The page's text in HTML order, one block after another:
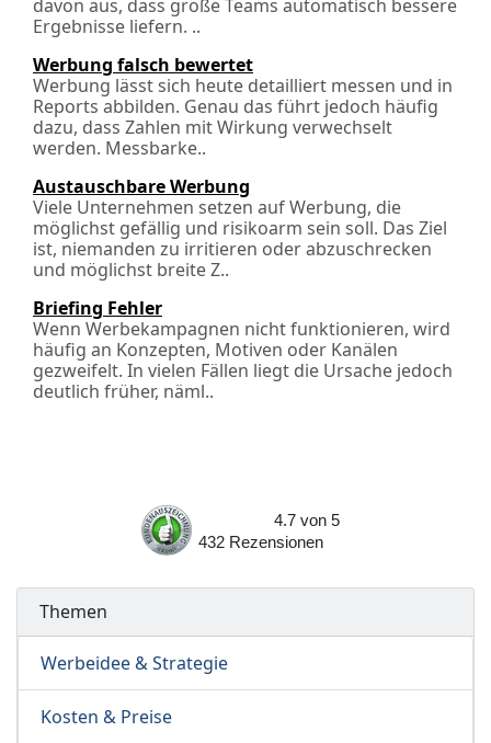
davon aus, dass große Teams automatisch bessere
Ergebnisse liefern. ..
Werbung falsch bewertet
Werbung lässt sich heute detailliert messen und in
Reports abbilden. Genau das führt jedoch häufig
dazu, dass Zahlen mit Wirkung verwechselt
werden. Messbarke..
Austauschbare Werbung
Viele Unternehmen setzen auf Werbung, die
möglichst gefällig und risikoarm sein soll. Das Ziel
ist, niemanden zu irritieren oder abzuschrecken
und möglichst breite Z..
Briefing Fehler
Wenn Werbekampagnen nicht funktionieren, wird
häufig an Konzepten, Motiven oder Kanälen
gezweifelt. In vielen Fällen liegt die Ursache jedoch
deutlich früher, näml..
4.7 von 5
432
Rezensionen
Themen
Werbeidee & Strategie
Kosten & Preise